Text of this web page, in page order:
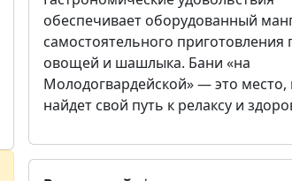
обеспечивает оборудованный
самостоятельного приготовления
овощей и шашлыка. Бани «на
Молодогвардейской» — это место,
найдет свой путь к релаксу и